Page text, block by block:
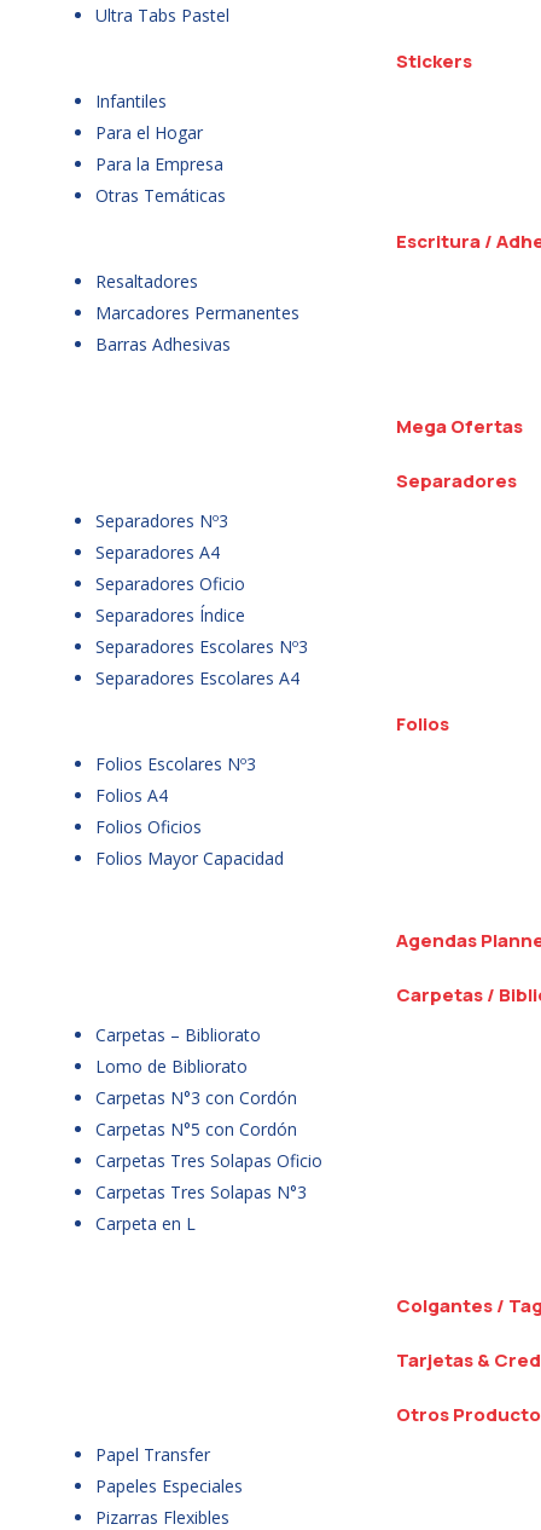
Ultra Tabs Pastel
Stickers
Infantiles
Para el Hogar
Para la Empresa
Otras Temáticas
Escritura /
Resaltadores
Marcadores Permanentes
Barras Adhesivas
Mega Ofertas
Separadores
Separadores Nº3
Separadores A4
Separadores Oficio
Separadores Índice
Separadores Escolares Nº3
Separadores Escolares A4
Folios
Folios Escolares Nº3
Folios A4
Folios Oficios
Folios Mayor Capacidad
Agendas
Carpetas /
Carpetas – Bibliorato
Lomo de Bibliorato
Carpetas N°3 con Cordón
Carpetas N°5 con Cordón
Carpetas Tres Solapas Oficio
Carpetas Tres Solapas N°3
Carpeta en L
Colgantes /
Tarjetas &
Otros
Papel Transfer
Papeles Especiales
Pizarras Flexibles